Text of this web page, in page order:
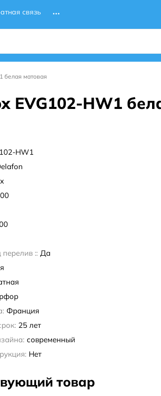
связь
белая матовая
EVG102-HW1
HW1
перелив :: Да
Франция
25 лет
современный
Нет
товар